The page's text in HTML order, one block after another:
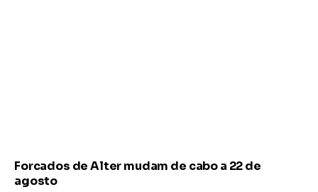
Forcados de Alter mudam de cabo a 22 de
agosto